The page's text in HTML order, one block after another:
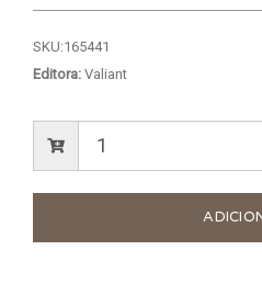
SKU:165441
Editora: Valiant